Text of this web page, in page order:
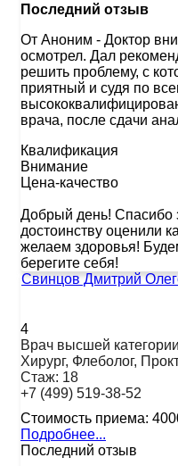
Последний отзыв
От Аноним - Доктор
осмотрел. Дал
решить проблему, с
приятный и судя по
врача, после сдачи
Квалификация
Внимание
Цена-качество
Добрый день!
достоинству оценили
желаем здоровья!
берегите себя!
Свинцов Дмитрий
4
Врач высшей категории
Хирург, Флеболог,
Стаж: 18
+7 (499) 519-38-52
Стоимость приема:
Подробнее...
Последний отзыв